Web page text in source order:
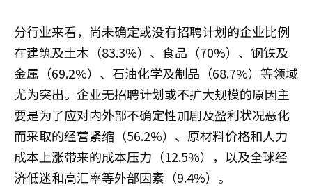
分行业来看，尚未确定或没有招聘计划的企业比例
在建筑及土木（83.3%）、食品（70%）、钢铁及
金属（69.2%）、石油化学及制品（68.7%）等领域
尤为突出。企业无招聘计划或不扩大规模的原因主
要是为了应对内外部不确定性加剧及盈利状况恶化
而采取的经营紧缩（56.2%）、原材料价格和人力
成本上涨带来的成本压力（12.5%），以及全球经
济低迷和高汇率等外部因素（9.4%）。